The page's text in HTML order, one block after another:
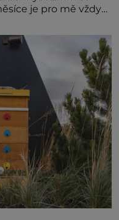
je pro mě vždy
častěji volá o
by se